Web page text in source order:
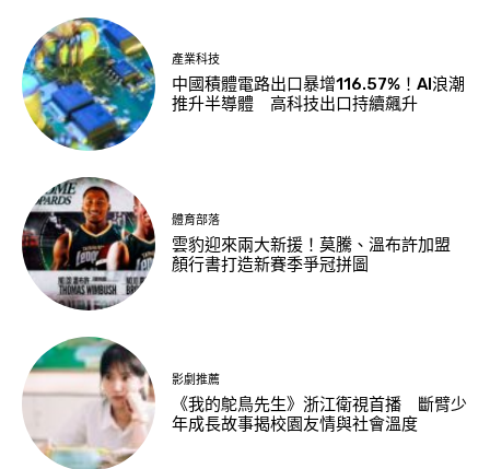
產業科技
中國積體電路出口暴增116.57%！AI浪潮
推升半導體 高科技出口持續飆升
體育部落
雲豹迎來兩大新援！莫騰、溫布許加盟
顏行書打造新賽季爭冠拼圖
影劇推薦
《我的鴕鳥先生》浙江衛視首播 斷臂少
年成長故事揭校園友情與社會溫度